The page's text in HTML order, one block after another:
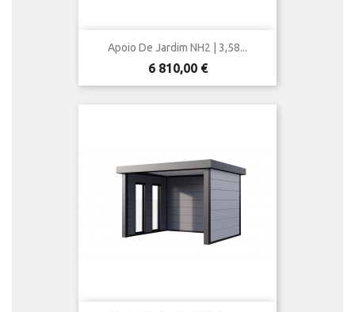
Apoio De Jardim NH2 | 3,58...
Preço
6 810,00 €